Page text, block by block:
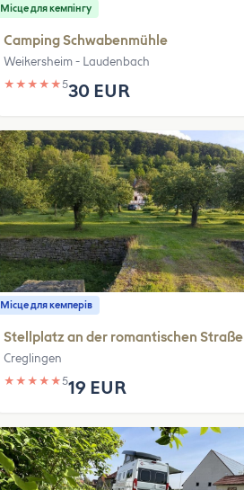
Місце для кемпінгу
Camping Schwabenmühle
Weikersheim - Laudenbach
★ ★ ★ ★ ★530 EUR
Місце для кемперів
Stellplatz an der romantischen Straße
Creglingen
★ ★ ★ ★ ★519 EUR